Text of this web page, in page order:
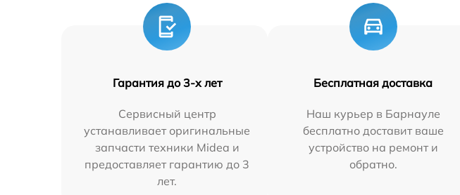
Гарантия до 3-х лет
Сервисный центр
устанавливает оригинальные
запчасти техники Midea и
предоставляет гарантию до 3
лет.
Бесплатная доставка
Наш курьер в Барнауле
бесплатно доставит ваше
устройство на ремонт и
обратно.